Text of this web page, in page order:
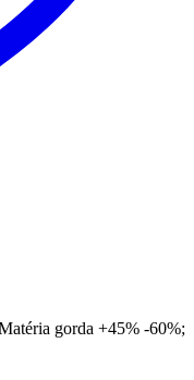
gorda +45% -60%;